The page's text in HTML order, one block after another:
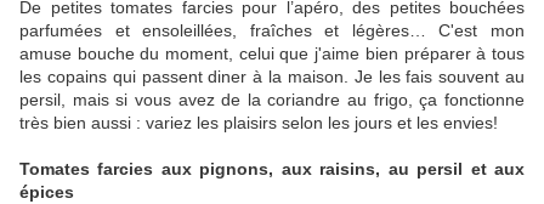
De petites tomates farcies pour l’apéro, des petites bouchées
parfumées et ensoleillées, fraîches et légères… C'est mon
amuse bouche du moment, celui que j'aime bien préparer à tous
les copains qui passent diner à la maison. Je les fais souvent au
persil, mais si vous avez de la coriandre au frigo, ça fonctionne
très bien aussi : variez les plaisirs selon les jours et les envies!
Tomates farcies aux pignons, aux raisins, au persil et aux
épices